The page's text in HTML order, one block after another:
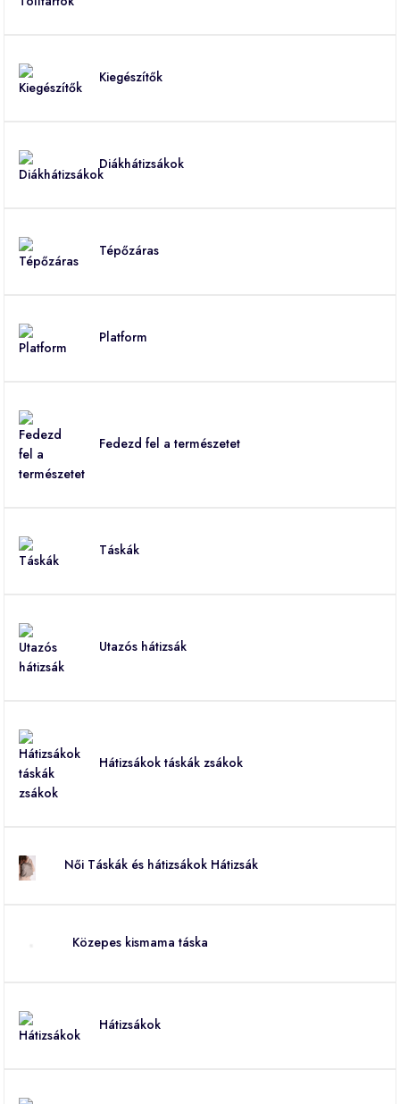
Kiegészítők
Diákhátizsákok
Tépőzáras
Platform
Fedezd fel a természetet
Táskák
Utazós hátizsák
Hátizsákok táskák zsákok
Női Táskák és hátizsákok Hátizsák
Közepes kismama táska
Hátizsákok